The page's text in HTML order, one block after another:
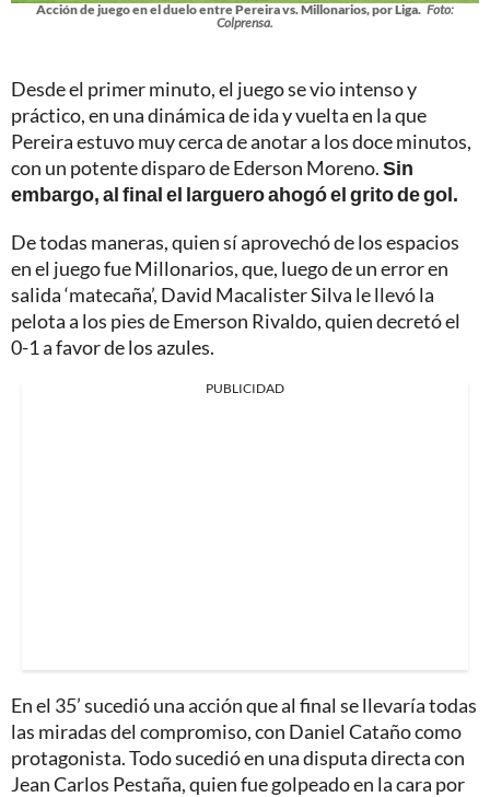
Acción de juego en el duelo entre Pereira vs. Millonarios, por Liga. Foto:
Colprensa.
Desde el primer minuto, el juego se vio intenso y
práctico, en una dinámica de ida y vuelta en la que
Pereira estuvo muy cerca de anotar a los doce minutos,
con un potente disparo de Ederson Moreno.Sin
embargo, al final el larguero ahogó el grito de gol.
De todas maneras, quien sí aprovechó de los espacios
en el juego fue Millonarios, que, luego de un error en
salida ‘matecaña’, David Macalister Silva le llevó la
pelota a los pies de Emerson Rivaldo, quien decretó el
0-1 a favor de los azules.
PUBLICIDAD
En el 35’ sucedió una acción que al final se llevaría todas
las miradas del compromiso, con Daniel Cataño como
protagonista. Todo sucedió en una disputa directa con
Jean Carlos Pestaña, quien fue golpeado en la cara por